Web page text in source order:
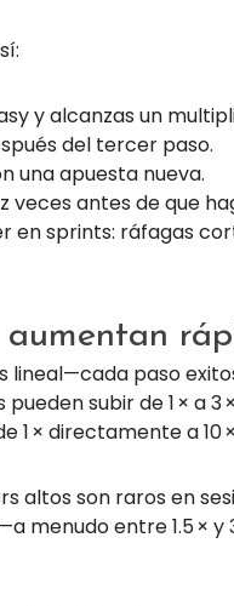
y alcanzas un
del tercer paso.
una apuesta nueva.
veces antes de que
en sprints: ráfagas
lineal—cada paso
subir de 1 × a
1 × directamente a 10
altos son raros en
menudo entre 1.5 ×